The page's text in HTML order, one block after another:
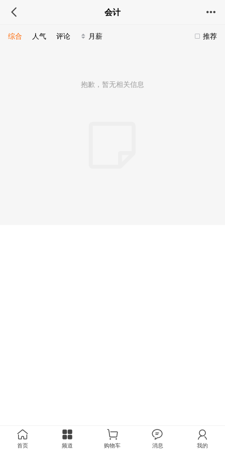
会计
推荐
综合 人气 评论 月薪
抱歉，暂无相关信息
首页 频道 购物车 消息 我的